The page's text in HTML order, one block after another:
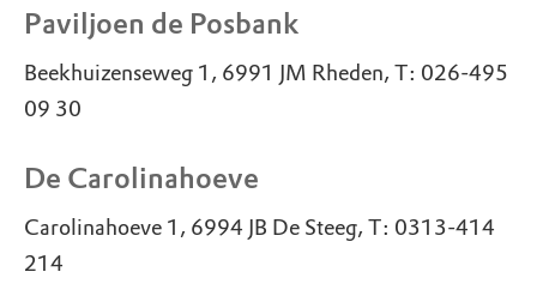
Paviljoen de Posbank
Beekhuizenseweg 1, 6991 JM Rheden, T: 026-495
09 30
De Carolinahoeve
Carolinahoeve 1, 6994 JB De Steeg, T: 0313-414
214